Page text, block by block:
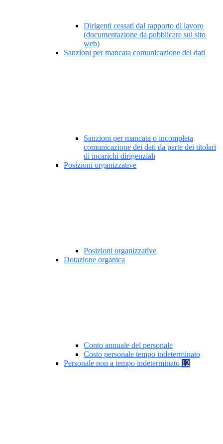
Dirigenti cessati dal rapporto di lavoro
(documentazione da pubblicare sul sito
web)
Sanzioni per mancata comunicazione dei dati
Sanzioni per mancata o incompleta
comunicazione dei dati da parte dei titolari
di incarichi dirigenziali
Posizioni organizzative
Posizioni organizzative
Dotazione organica
Conto annuale del personale
Costo personale tempo indeterminato
Personale non a tempo indeterminato 12